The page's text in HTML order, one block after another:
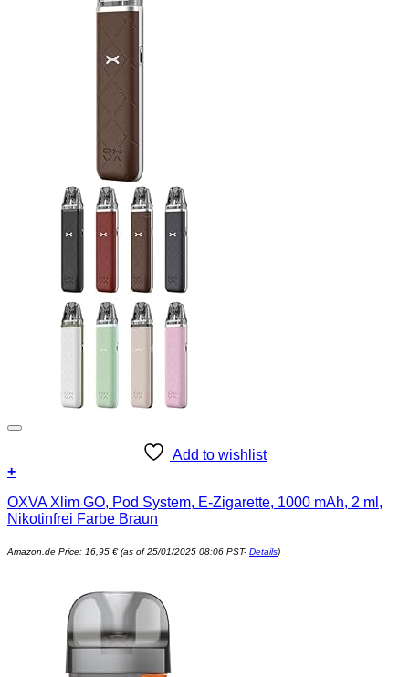
Add to wishlist
+
OXVA Xlim GO, Pod System, E-Zigarette, 1000 mAh, 2 ml,
Nikotinfrei Farbe Braun
Amazon.de Price: 16,95 € (as of 25/01/2025 08:06 PST- Details)